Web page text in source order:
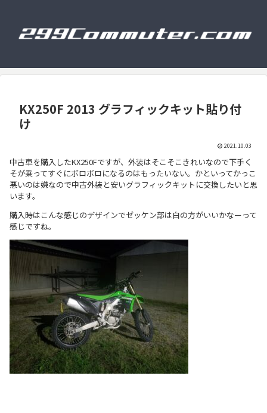
KX250F 2013 グラフィックキット貼り付
け
2021.10.03
中古車を購入したKX250Fですが、外装はそこそこきれいなので下手く
そが乗ってすぐにボロボロになるのはもったいない。かといってかっこ
悪いのは嫌なので中古外装と安いグラフィックキットに交換したいと思
います。
購入時はこんな感じのデザインでゼッケン部は白の方がいいかなーって
感じですね。